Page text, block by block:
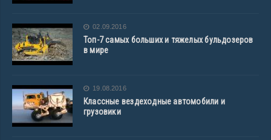
02.09.2016
Топ-7 самых больших и тяжелых бульдозеров
в мире
19.08.2016
Классные вездеходные автомобили и
грузовики